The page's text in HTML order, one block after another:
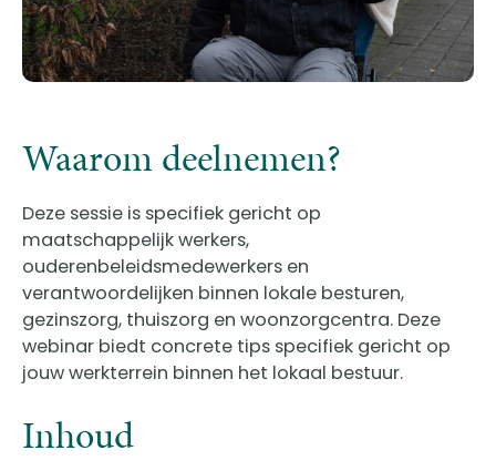
Waarom deelnemen?
Deze sessie is specifiek gericht op
maatschappelijk werkers,
ouderenbeleidsmedewerkers en
verantwoordelijken binnen lokale besturen,
gezinszorg, thuiszorg en woonzorgcentra. Deze
webinar biedt concrete tips specifiek gericht op
jouw werkterrein binnen het lokaal bestuur.
Inhoud